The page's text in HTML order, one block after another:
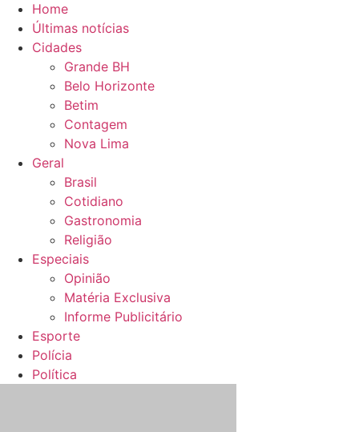
Home
Últimas notícias
Cidades
Grande BH
Belo Horizonte
Betim
Contagem
Nova Lima
Geral
Brasil
Cotidiano
Gastronomia
Religião
Especiais
Opinião
Matéria Exclusiva
Informe Publicitário
Esporte
Polícia
Política